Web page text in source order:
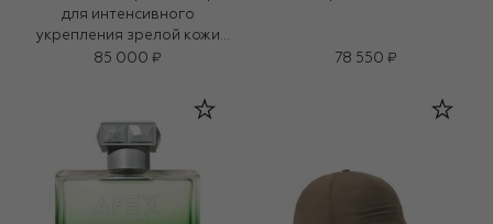
для интенсивного
укрепления зрелой кожи
«3D-коллаген» (50ml)
85 000 ₽ 78 550 ₽